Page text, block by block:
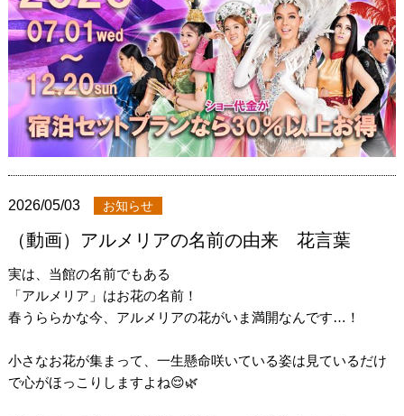
2026/05/03 お知らせ
（動画）アルメリアの名前の由来 花言葉
実は、当館の名前でもある
「アルメリア」はお花の名前！
春うららかな今、アルメリアの花がいま満開なんです…！
小さなお花が集まって、一生懸命咲いている姿は見ているだけ
で心がほっこりしますよね😌🌿